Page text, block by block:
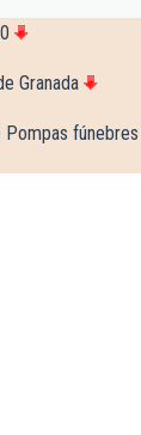
Granada
Pompas